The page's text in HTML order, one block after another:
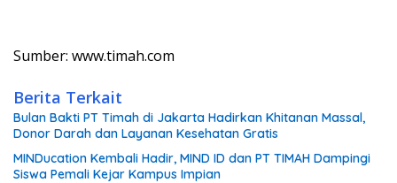
Sumber: www.timah.com
Berita Terkait
Bulan Bakti PT Timah di Jakarta Hadirkan Khitanan Massal,
Donor Darah dan Layanan Kesehatan Gratis
MINDucation Kembali Hadir, MIND ID dan PT TIMAH Dampingi
Siswa Pemali Kejar Kampus Impian